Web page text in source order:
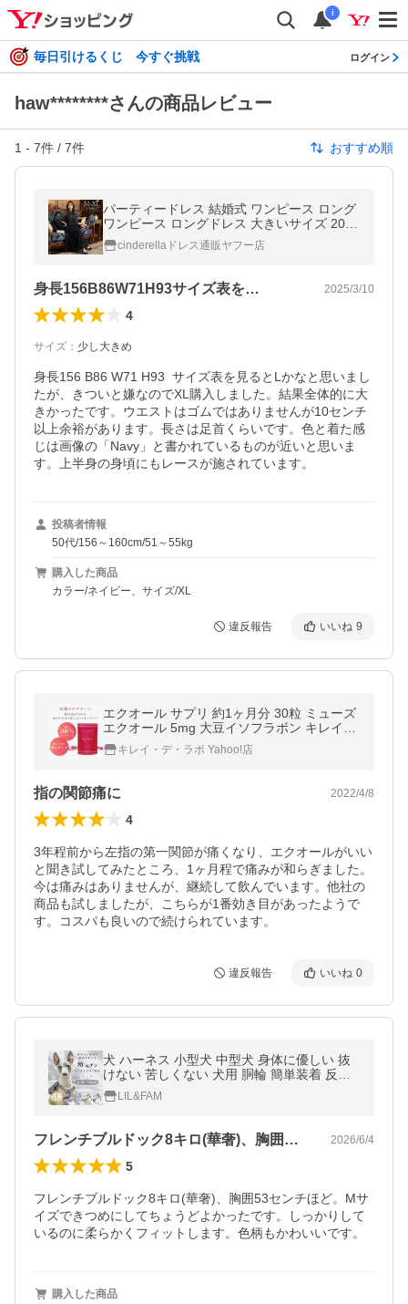
i
毎日引けるくじ 今すぐ挑戦 ログイン
haw********さんの商品レビュー
1 - 7件 / 7件 おすすめ順
パーティードレス 結婚式 ワンピース ロング
ワンピース ロングドレス 大きいサイズ 20代
30代 40代 ドレス フォーマル パーティー お
呼ばれ 同窓会 上品 ycpt23
cinderellaドレス通販ヤフー店
身長156B86W71H93サイズ表を… 2025/3/10
4
サイズ ： 少し大きめ
身長156 B86 W71 H93  サイズ表を見るとLかなと思いまし
たが、きついと嫌なのでXL購入しました。結果全体的に大
きかったです。ウエストはゴムではありませんが10センチ
以上余裕があります。長さは足首くらいです。色と着た感
じは画像の「Navy」と書かれているものが近いと思いま
す。上半身の身頃にもレースが施されています。
投稿者情報
50代/156～160cm/51～55kg
購入した商品
カラー/ネイビー、サイズ/XL
違反報告 いいね 9
エクオール サプリ 約1ヶ月分 30粒 ミューズ
エクオール 5mg 大豆イソフラボン キレイデ
ラボキレイ・デ・ラボ Yahoo!店
指の関節痛に 2022/4/8
4
3年程前から左指の第一関節が痛くなり、エクオールがいい
と聞き試してみたところ、1ヶ月程で痛みが和らぎました。
今は痛みはありませんが、継続して飲んでいます。他社の
商品も試しましたが、こちらが1番効き目があったようで
す。コスパも良いので続けられています。
違反報告 いいね 0
犬 ハーネス 小型犬 中型犬 身体に優しい 抜
けない 苦しくない 犬用 胴輪 簡単装着 反射
材付き かわいい おしゃれ 和モダン 和柄 Lil&
amp;Fam リルアンドファム
LIL&FAM
フレンチブルドック8キロ(華奢)、胸囲… 2026/6/4
5
フレンチブルドック8キロ(華奢)、胸囲53センチほど。Mサ
イズできつめにしてちょうどよかったです。しっかりして
いるのに柔らかくフィットします。色柄もかわいいです。
購入した商品